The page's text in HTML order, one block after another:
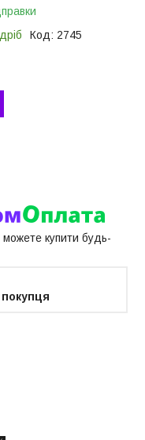
Код: 2745
можете купити будь-
покупця